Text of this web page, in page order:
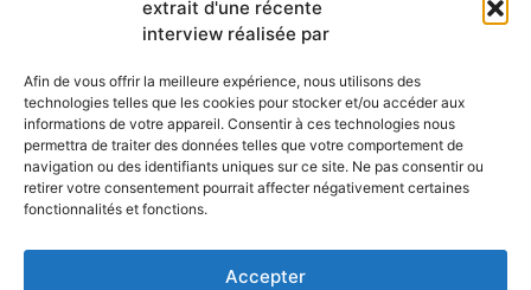
extrait d'une récente
interview réalisée par
Afin de vous offrir la meilleure expérience, nous utilisons des
technologies telles que les cookies pour stocker et/ou accéder aux
informations de votre appareil. Consentir à ces technologies nous
permettra de traiter des données telles que votre comportement de
navigation ou des identifiants uniques sur ce site. Ne pas consentir ou
retirer votre consentement pourrait affecter négativement certaines
fonctionnalités et fonctions.
Accepter
Recevez les dernières nouvelles
nos ministères à travers le monde.
S'ABONNER
Envoyez-nous votre
Plan du site